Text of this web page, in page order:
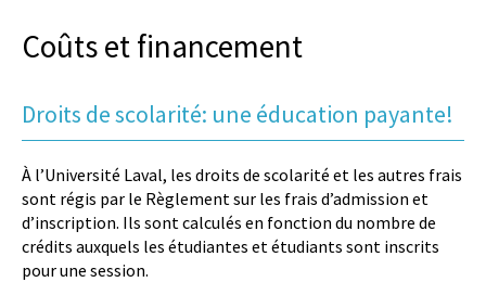
Coûts et financement
Droits de scolarité: une éducation payante!
À l’Université Laval, les droits de scolarité et les autres frais
sont régis par le Règlement sur les frais d’admission et
d’inscription. Ils sont calculés en fonction du nombre de
crédits auxquels les étudiantes et étudiants sont inscrits
pour une session.